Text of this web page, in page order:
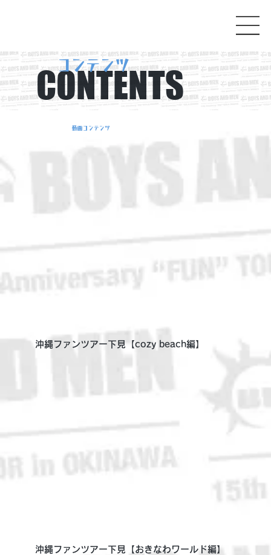
CONTENTS
コンテンツ
動画コンテンツ
沖縄ファンツアー下見【cozy beach編】
沖縄ファンツアー下見【おきなわワールド編】